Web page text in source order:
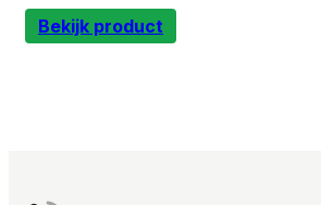
Bekijk product